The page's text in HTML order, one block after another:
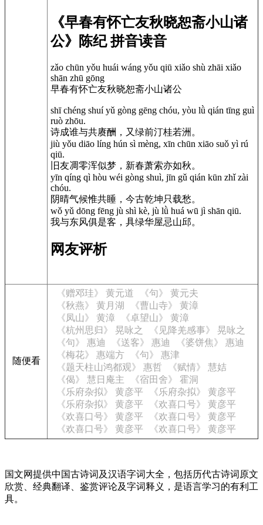
《早春有怀亡友秋晓恕斋小山诸
公》陈纪 拼音读音
zǎo chūn yǒu huái wáng yǒu qiū xiǎo shù zhāi xiǎo
shān zhū gōng
早春有怀亡友秋晓恕斋小山诸公
shī chéng shuí yǔ gòng gēng chóu, yòu lǜ qián tīng guì
ruò zhōu.
诗成谁与共赓酬，又绿前汀桂若洲。
jiù yǒu diāo líng hún sì mèng, xīn chūn xiāo suǒ yì rú
qiū.
旧友凋零浑似梦，新春萧索亦如秋。
yīn qíng qì hòu wéi gòng shuì, jīn gǔ qián kūn zhǐ zài
chóu.
阴晴气候惟共睡，今古乾坤只载愁。
wǒ yǔ dōng fēng jù shì kè, jù lǜ huá wū jì shān qiū.
我与东风俱是客，具绿华屋忌山邱。
网友评析
随便看
《赠邓珪》 黄元道
《句》 黄元夫
《秋燕》 黄月湖
《曹山寺》 黄漳
《凤山》 黄漳
《卓望山》 黄漳
《杭州思归》 晃咏之
《见降羌感事》 晃咏之
《句》 惠迪
《送客》 惠迪
《婆饼焦》 惠迪
《梅花》 惠端方
《句》 惠津
《题天柱山鸿都观》 惠哲
《赋情》 慧姞
《偈》 慧日庵主
《宿田舍》 霍洞
《乐府杂拟》 黄彦平
《乐府杂拟》 黄彦平
《乐府杂拟》 黄彦平
《欢喜口号》 黄彦平
《欢喜口号》 黄彦平
《欢喜口号》 黄彦平
《欢喜口号》 黄彦平
《欢喜口号》 黄彦平
国文网提供中国古诗词及汉语字词大全，包括历代古诗词原文
欣赏、经典翻译、鉴赏评论及字词释义，是语言学习的有利工
具。